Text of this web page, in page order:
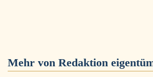
Mehr von Redaktion